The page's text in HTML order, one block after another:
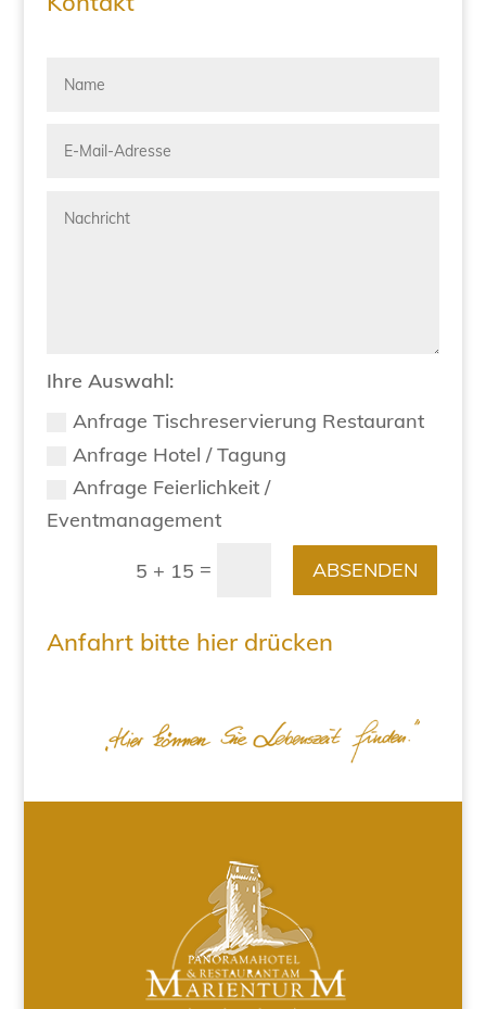
Ihre Auswahl:
Anfrage Tischreservierung Restaurant
Anfrage Hotel / Tagung
Anfrage Feierlichkeit /
Eventmanagement
5 + 15 = ABSENDEN
Anfahrt bitte hier drücken